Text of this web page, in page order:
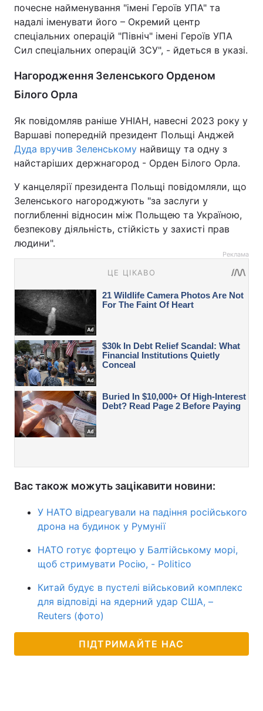
почесне найменування "імені Героїв УПА" та
надалі іменувати його – Окремий центр
спеціальних операцій "Північ" імені Героїв УПА
Сил спеціальних операцій ЗСУ", - йдеться в указі.
Нагородження Зеленського Орденом
Білого Орла
Як повідомляв раніше УНІАН, навесні 2023 року у
Варшаві попередній президент Польщі Анджей
Дуда вручив Зеленському найвищу та одну з
найстаріших держнагород - Орден Білого Орла.
У канцелярії президента Польщі повідомляли, що
Зеленського нагороджують "за заслуги у
поглибленні відносин між Польщею та Україною,
безпекову діяльність, стійкість у захисті прав
людини".
Реклама
Вас також можуть зацікавити новини:
У НАТО відреагували на падіння російського
дрона на будинок у Румунії
НАТО готує фортецю у Балтійському морі,
щоб стримувати Росію, - Politico
Китай будує в пустелі військовий комплекс
для відповіді на ядерний удар США, –
Reuters (фото)
ПІДТРИМАЙТЕ НАС